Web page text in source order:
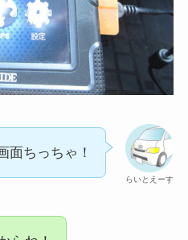
らいとえーす
面ちっちゃ！